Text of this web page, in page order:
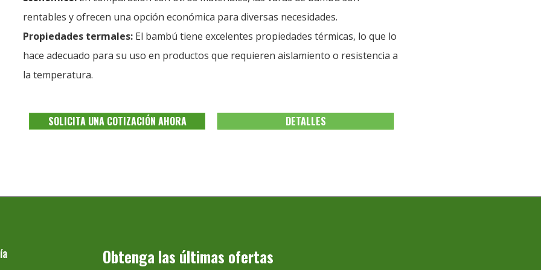
rentables y ofrecen una opción económica para diversas necesidades.
Propiedades termales: El bambú tiene excelentes propiedades térmicas, lo que lo
hace adecuado para su uso en productos que requieren aislamiento o resistencia a
la temperatura.
SOLICITA UNA COTIZACIÓN AHORA DETALLES
Obtenga las últimas ofertas